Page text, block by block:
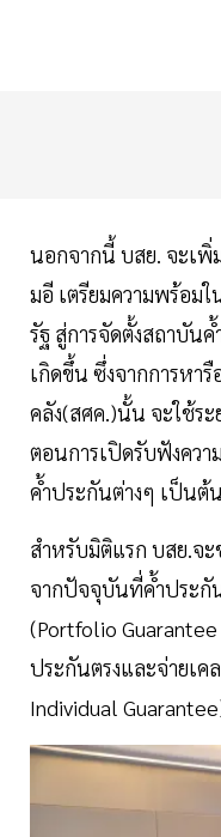
นอกจากนี้ บสย. จะเพิ่
มอี เตรียมความพร้อม
รัฐ สู่การจัดตั้งสถาบัน
เกิดขึ้น ซึ่งจากการหา
คลัง(สศค.)นั้น จะใช้ระ
ตอนการเปิดรับฟังควา
ค้ำประกันต่างๆ เป็นต้น
สำหรับมิติแรก บสย.จ
จากปัจจุบันที่ค้ำประกั
(Portfolio Guarantee
ประกันตรงและจ่ายเค
Individual